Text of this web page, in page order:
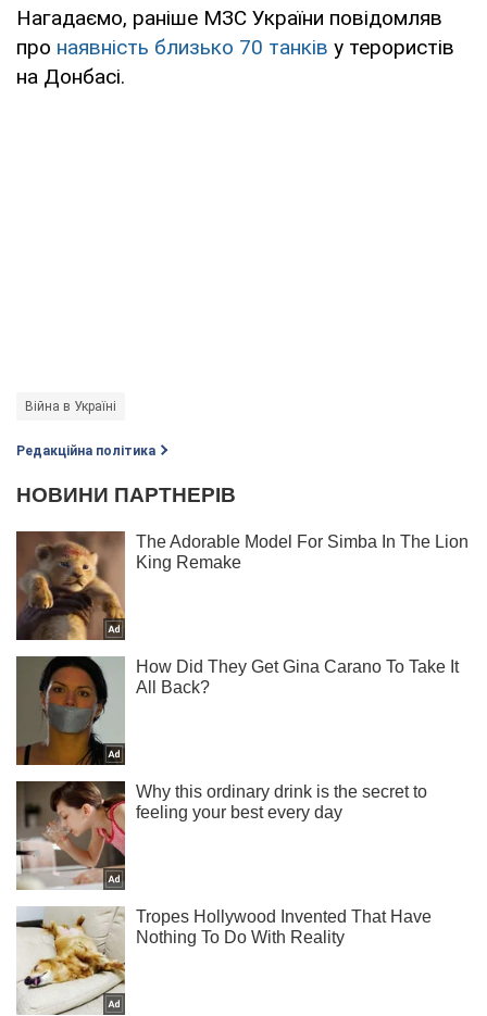
Нагадаємо, раніше МЗС України повідомляв
про наявність близько 70 танків у терористів
на Донбасі.
Війна в Україні
Редакційна політика